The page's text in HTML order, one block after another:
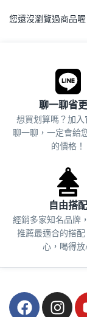
您還沒瀏覽過商品
聊一聊省
想買划算嗎？加入
聊一聊，一定會給
的價格！
自由搭配
經銷多家知名品牌
推薦最適合的搭配
心，喝得放